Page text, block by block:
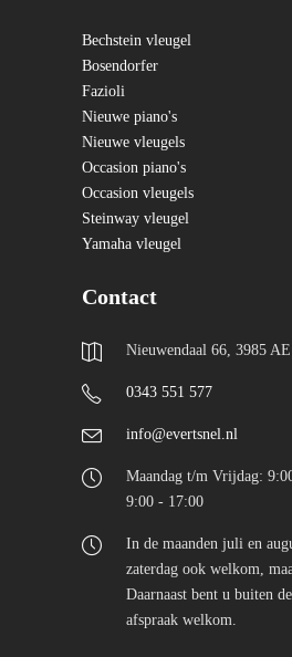
Bechstein vleugel
Bosendorfer
Fazioli
Nieuwe piano's
Nieuwe vleugels
Occasion piano's
Occasion vleugels
Steinway vleugel
Yamaha vleugel
Contact
Nieuwendaal 66, 3985
0343 551 577
info@evertsnel.nl
Maandag t/m Vrijdag:
9:00 - 17:00
In de maanden juli en
zaterdag ook welkom,
Daarnaast bent u buiten
afspraak welkom.